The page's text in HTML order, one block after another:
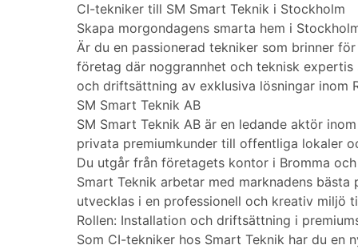
CI-tekniker till SM Smart Teknik i Stockholm
Skapa morgondagens smarta hem i
Är du en passionerad tekniker som brinner
företag där noggrannhet och teknisk
och driftsättning av exklusiva lösningar inom
SM Smart Teknik AB
SM Smart Teknik AB är en ledande aktör
privata premiumkunder till offentliga lokaler
Du utgår från företagets kontor i Bromma
Smart Teknik arbetar med marknadens
utvecklas i en professionell och kreativ miljö
Rollen: Installation och driftsättning i
Som CI-tekniker hos Smart Teknik har du